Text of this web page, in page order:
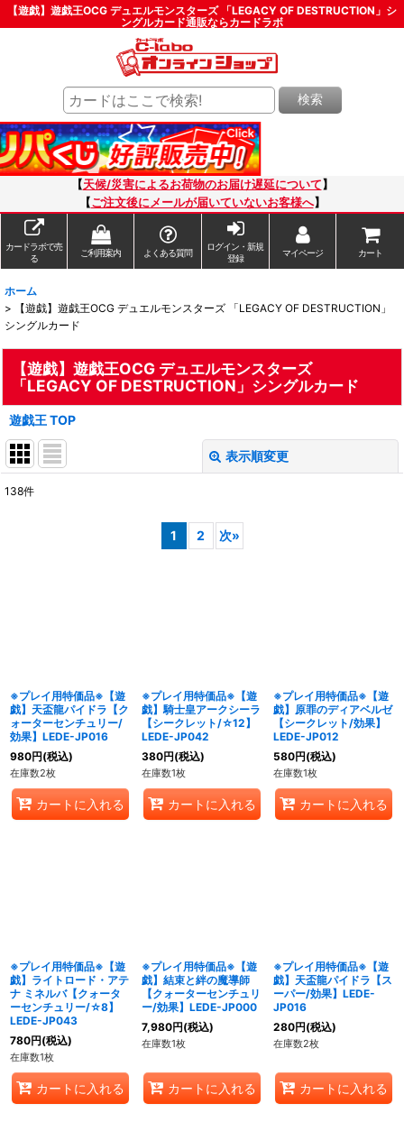
【遊戯】遊戯王OCG デュエルモンスターズ 「LEGACY OF DESTRUCTION」シ
ングルカード通販ならカードラボ
検索
【天候/災害によるお荷物のお届け遅延について 】
【ご注文後にメールが届いていないお客様へ】
カードラボで売
る
ご利用案内 よくある質問
ログイン・新規
登録
マイページ カート
ホーム
>
【遊戯】遊戯王OCG デュエルモンスターズ 「LEGACY OF DESTRUCTION」
シングルカード
【遊戯】遊戯王OCG デュエルモンスターズ
「LEGACY OF DESTRUCTION」シングルカード
遊戯王 TOP
表示順変更
138件
1 2 次»
※プレイ用特価品※【遊
戯】天盃龍パイドラ【ク
ォーターセンチュリー/
効果】LEDE-JP016
980円(税込)
在庫数2枚
カートに入れる
※プレイ用特価品※【遊
戯】騎士皇アークシーラ
【シークレット/☆12】
LEDE-JP042
380円(税込)
在庫数1枚
カートに入れる
※プレイ用特価品※【遊
戯】原罪のディアベルゼ
【シークレット/効果】
LEDE-JP012
580円(税込)
在庫数1枚
カートに入れる
※プレイ用特価品※【遊
戯】ライトロード・アテ
ナ ミネルバ【クォータ
ーセンチュリー/☆8】
LEDE-JP043
780円(税込)
在庫数1枚
カートに入れる
※プレイ用特価品※【遊
戯】結束と絆の魔導師
【クォーターセンチュリ
ー/効果】LEDE-JP000
7,980円(税込)
在庫数1枚
カートに入れる
※プレイ用特価品※【遊
戯】天盃龍パイドラ【ス
ーパー/効果】LEDE-
JP016
280円(税込)
在庫数2枚
カートに入れる